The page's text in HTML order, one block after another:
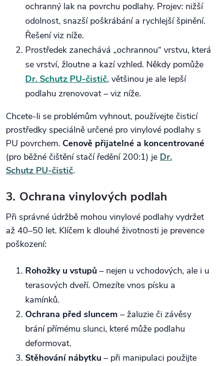
ochranný lak na povrchu podlahy. Projev: nižší
odolnost, snazší poškrábání a rychlejší špinění.
Řešení viz níže.
Prostředek zanechává „ochrannou“ vrstvu, která
se vrství, žloutne a kazí vzhled. Někdy pomůže
Dr. Schutz PU‑čistič, většinou je ale lepší
podlahu zrenovovat – viz níže.
Chcete‑li se problémům vyhnout, používejte čisticí
prostředky speciálně určené pro vinylové podlahy s
PU povrchem. Cenově přijatelné a koncentrované
(pro běžné čištění stačí ředění 200:1) je Dr.
Schutz PU‑čistič.
3. Ochrana vinylových podlah
Při správné údržbě mohou vinylové podlahy vydržet
až 40–50 let. Klíčem k dlouhé životnosti je prevence
poškození:
Rohožky u vstupů – nejen u vchodových, ale i u
terasových dveří. Omezíte vnos písku a
kamínků.
Ochrana před sluncem – žaluzie či závěsy
brání přímému slunci, které může podlahu
deformovat.
Stěhování nábytku – při manipulaci použijte